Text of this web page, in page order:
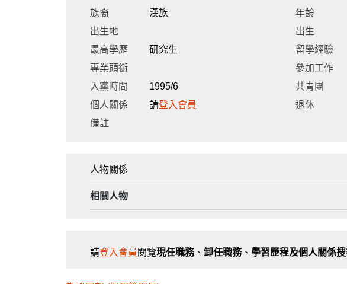
族裔
漢族 年齡
出生地
出生
最高學歷
研究生 留學經驗
專業頭銜
參加工作
入黨時間
1995/6 共青團
個人關係
請登入會員 退休
備註
人物關係
相關人物
請登入會員 閱覽現任職務、 卸任職務、 學習歷程及個人關係